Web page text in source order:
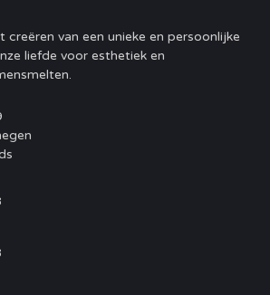
creëren van een unieke en persoonlijke
liefde voor esthetiek en